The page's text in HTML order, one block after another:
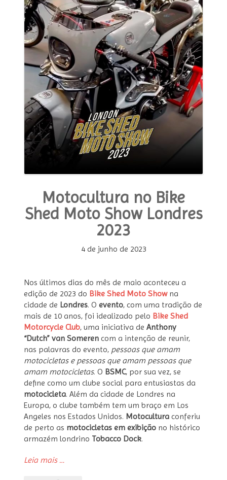
MODA E ESTILO
OPINIÃO
CONTATO
PODCAST
CONCURSO
Motocultura no Bike
Shed Moto Show Londres
2023
4 de junho de 2023
Nos últimos dias do mês de maio aconteceu a
edição de 2023 do Bike Shed Moto Showna
cidade de Londres. O evento, com uma tradição de
mais de 10 anos, foi idealizado pelo Bike Shed
Motorcycle Club, uma iniciativa de Anthony
“Dutch” van Someren com a intenção de reunir,
nas palavras do evento, pessoas que amam
motocicletas e pessoas que amam pessoas que
amam motocicletas. O BSMC, por sua vez, se
define como um clube social para entusiastas da
motocicleta. Além da cidade de Londres na
Europa, o clube também tem um braço em Los
Angeles nos Estados Unidos. Motocultura conferiu
de perto as motocicletas em exibição no histórico
armazém londrino Tobacco Dock.
Leia mais “Motocultura
…